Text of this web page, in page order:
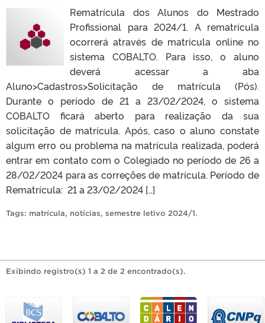
Rematrícula dos Alunos do Mestrado
Profissional para 2024/1. A rematrícula
ocorrerá através de matrícula online no
sistema COBALTO. Para isso, o aluno
deverá acessar a aba
Aluno>Cadastros>Solicitação de matrícula (Pós).
Durante o período de 21 a 23/02/2024, o sistema
COBALTO ficará aberto para realização da sua
solicitação de matrícula. Após, caso o aluno constate
algum erro ou problema na matrícula realizada, poderá
entrar em contato com o Colegiado no período de 26 a
28/02/2024 para as correções de matrícula. Período de
Rematrícula: 21 a 23/02/2024 […]
Tags: matrícula, notícias, semestre letivo 2024/1.
Exibindo registro(s) 1 a 2 de 2 encontrado(s).